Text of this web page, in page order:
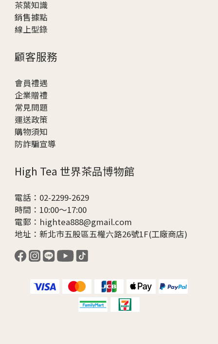
茶葉知識
銷售據點
線上型錄
顧客服務
會員禮遇
企業贈禮
常見問題
運送政策
購物須知
防詐騙宣導
High Tea 世界茶品博物館
電話：02-2299-2629
時間：10:00～17:00
電郵：hightea888@gmail.com
地址：新北市五股區五權六路26號1F(工廠商店)